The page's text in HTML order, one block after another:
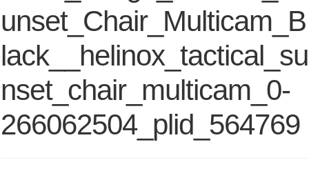
unset_Chair_Multicam_B
lack__helinox_tactical_su
nset_chair_multicam_0-
266062504_plid_564769